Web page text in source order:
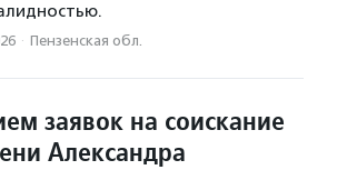
· Пензенская обл.
заявок на соискание
Александра